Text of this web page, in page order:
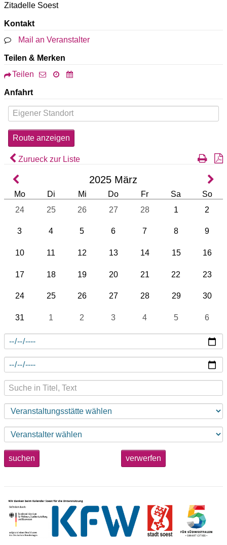
Zitadelle Soest
Kontakt
Mail an Veranstalter
Teilen & Merken
Teilen
Anfahrt
Zurueck zur Liste
2025 März
Mo Di Mi Do Fr Sa
So
24
25 26 27 28 1 2
3 4 5 6 7 8 9
10 11 12 13 14 15 16
17 18 19 20 21 22 23
24 25 26 27 28 29 30
31 1 2 3 4 5 6
suchen verwerfen